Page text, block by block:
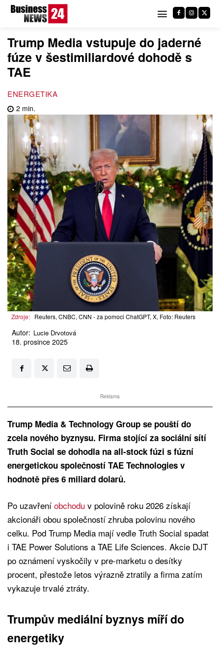
Trump Media vstupuje do jaderné
fúze v šestimiliardové dohodě s
TAE
ENERGETIKA
2 min.
Zdroje: Reuters, CNBC, CNN - za pomoci ChatGPT, X, Foto: Reuters
Autor: Lucie Drvotová
18. prosince 2025
Reklama
Trump Media & Technology Group se pouští do
zcela nového byznysu. Firma stojící za sociální sítí
Truth Social se dohodla na all-stock fúzi s fúzní
energetickou společností TAE Technologies v
hodnotě přes 6 miliard dolarů.
Po uzavření obchodu v polovině roku 2026 získají
akcionáři obou společností zhruba polovinu nového
celku. Pod Trump Media mají vedle Truth Social spadat
i TAE Power Solutions a TAE Life Sciences. Akcie DJT
po oznámení vyskočily v pre-marketu o desítky
procent, přestože letos výrazně ztratily a firma zatím
vykazuje trvalé ztráty.
Trumpův mediální byznys míří do
energetiky